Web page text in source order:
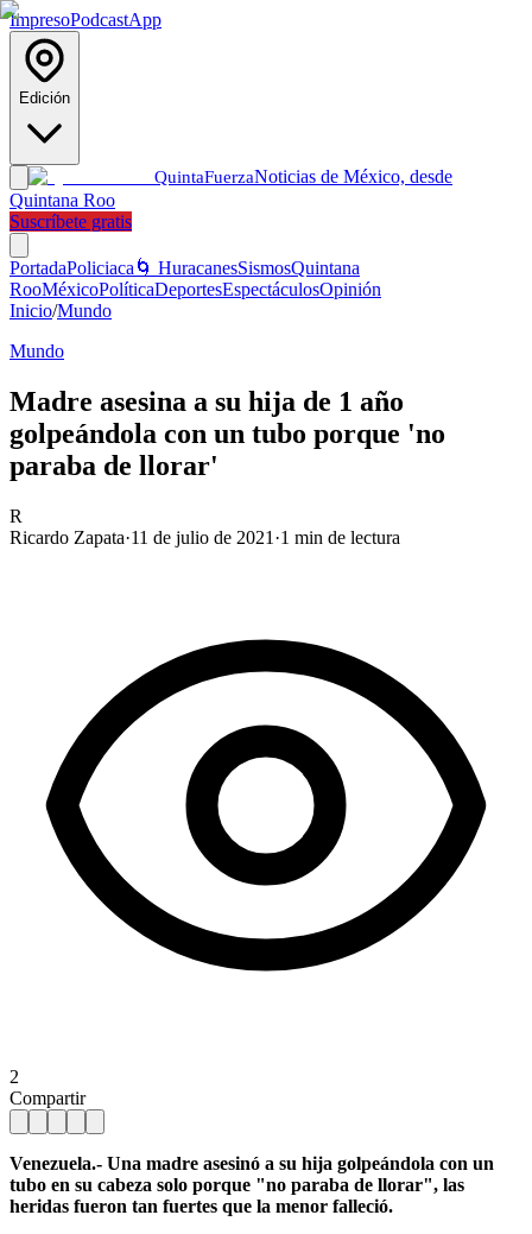
ImpresoPodcastApp
Edición
QuintaFuerzaNoticias de México, desde
Quintana Roo
Suscríbete gratis
PortadaPoliciaca 🌀 HuracanesSismosQuintana
RooMéxicoPolíticaDeportesEspectáculosOpinión
Inicio/Mundo
Mundo
Madre asesina a su hija de 1 año
golpeándola con un tubo porque 'no
paraba de llorar'
R
Ricardo Zapata·11 de julio de 2021 ·1 min de lectura
2
Compartir
Venezuela.- Una madre asesinó a su hija golpeándola con un
tubo en su cabeza solo porque "no paraba de llorar", las
heridas fueron tan fuertes que la menor falleció.